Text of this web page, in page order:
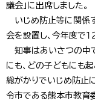
議会」に出席しました。
いじめ防止等に関係
会を設置し、今年度で１
知事はあいさつの中で
にも、どの子どもにも
総がかりでいじめ防止
令市である熊本市教育